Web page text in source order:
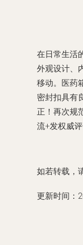
在日常生活
外观设计、
移动。医药
密封扣具有
正！再次规
流+发权威
如若转载，
更新时间：